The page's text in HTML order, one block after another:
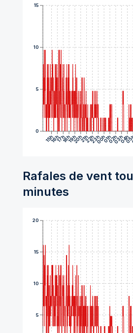
15h16h17h18h19h20h21h22h23h00h01h02h03h04h
0
5
10
15
Rafales de vent
minutes
5
10
15
20